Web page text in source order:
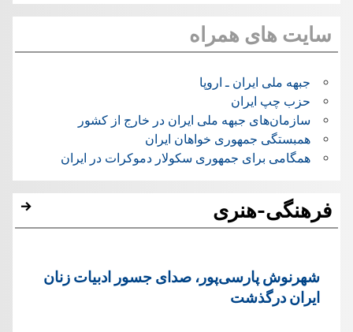
سایت های همراه
جبهه ملی ایران ـ اروپا
حزب چپ ایران
سازمان‌های جبهه ملی ایران در خارج از کشور
همبستگی جمهوری خواهان ایران
همگامی برای جمهوری سکولار دموکرات در ایران
فرهنگی-هنری
شهرنوش پارسی‌پور، صدای جسور ادبیات زنان
ایران درگذشت